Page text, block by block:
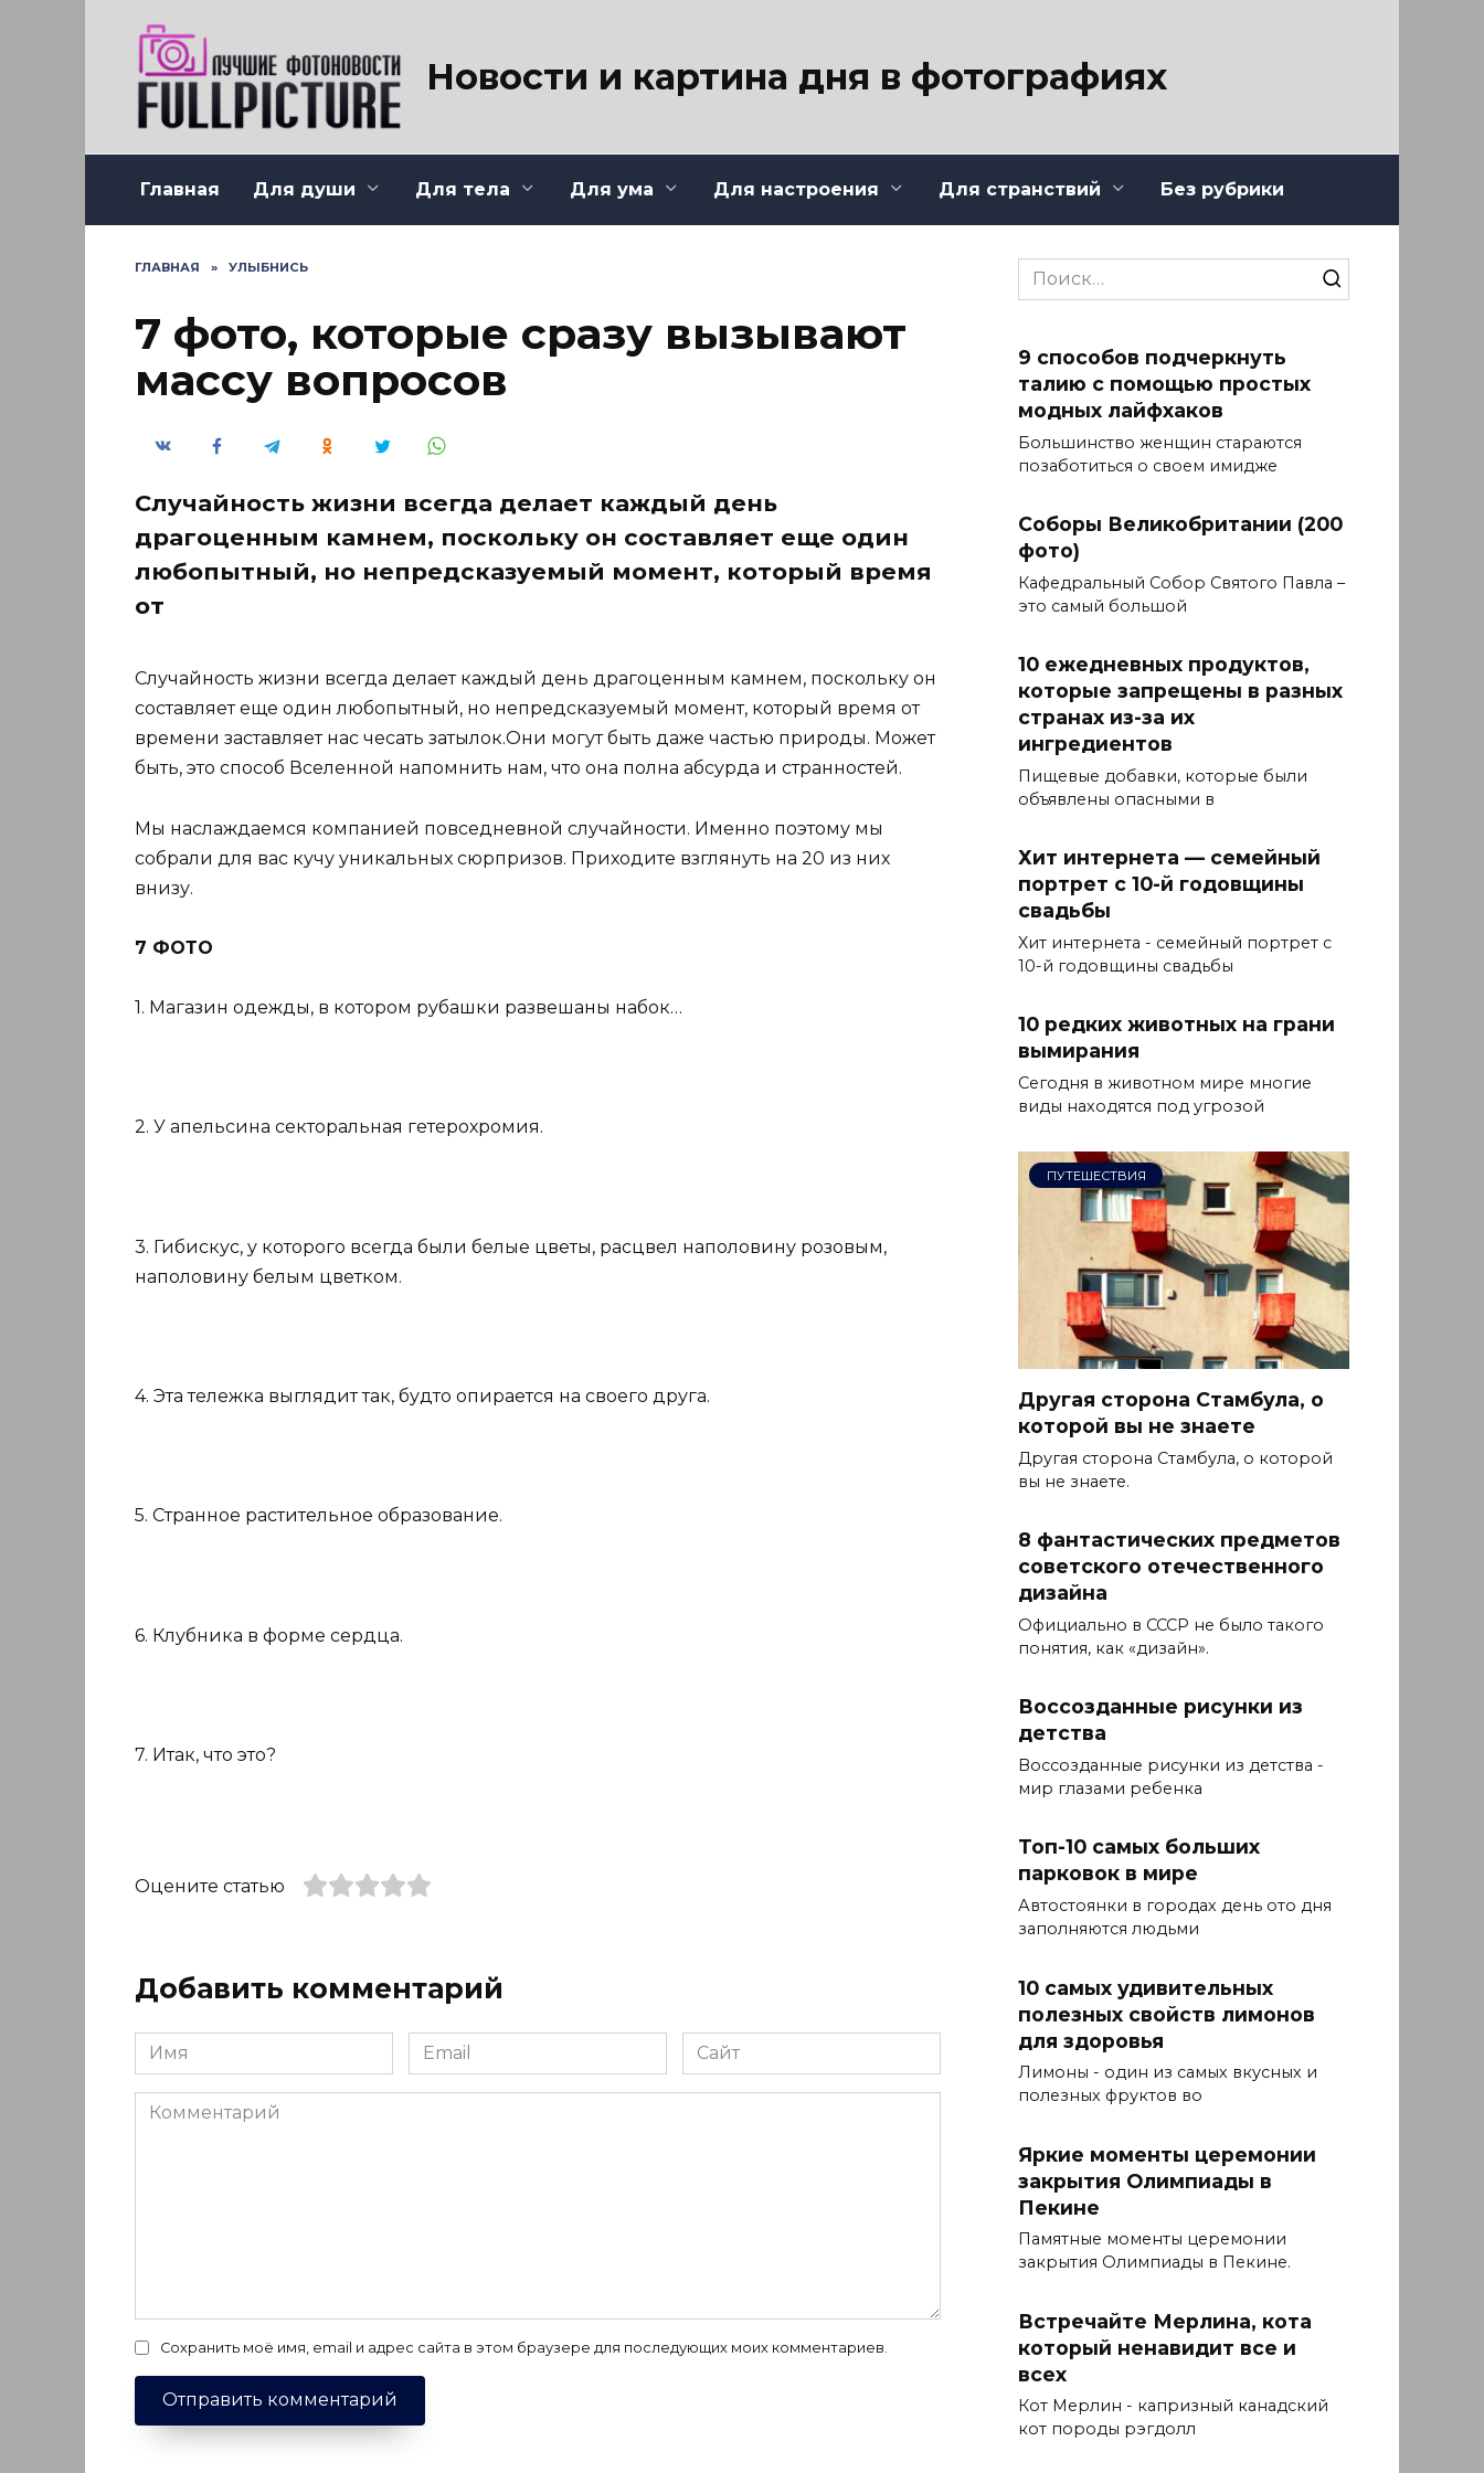
Новости и картина дня в фотографиях
Главная Для души Для тела Для ума Для настроения Для странствий Без рубрики
ГЛАВНАЯ » УЛЫБНИСЬ
7 фото, которые сразу вызывают
массу вопросов
Случайность жизни всегда делает каждый день
драгоценным камнем, поскольку он составляет еще один
любопытный, но непредсказуемый момент, который время
от
Случайность жизни всегда делает каждый день драгоценным камнем, поскольку он
составляет еще один любопытный, но непредсказуемый момент, который время от
времени заставляет нас чесать затылок.Они могут быть даже частью природы. Может
быть, это способ Вселенной напомнить нам, что она полна абсурда и странностей.
Мы наслаждаемся компанией повседневной случайности. Именно поэтому мы
собрали для вас кучу уникальных сюрпризов. Приходите взглянуть на 20 из них
внизу.
7 ФОТО
1. Магазин одежды, в котором рубашки развешаны набок…
2. У апельсина секторальная гетерохромия.
3. Гибискус, у которого всегда были белые цветы, расцвел наполовину розовым,
наполовину белым цветком.
4. Эта тележка выглядит так, будто опирается на своего друга.
5. Странное растительное образование.
6. Клубника в форме сердца.
7. Итак, что это?
Оцените статью
Добавить комментарий
Имя
*
Email
*
Сайт
Комментарий
Сохранить моё имя, email и адрес сайта в этом браузере для последующих моих комментариев.
Search
for:
9 способов подчеркнуть
талию с помощью простых
модных лайфхаков
Большинство женщин стараются
позаботиться о своем имидже
Соборы Великобритании (200
фото)
Кафедральный Собор Святого Павла –
это самый большой
10 ежедневных продуктов,
которые запрещены в разных
странах из-за их
ингредиентов
Пищевые добавки, которые были
объявлены опасными в
Хит интернета — семейный
портрет с 10-й годовщины
свадьбы
Хит интернета - семейный портрет с
10-й годовщины свадьбы
10 редких животных на грани
вымирания
Сегодня в животном мире многие
виды находятся под угрозой
ПУТЕШЕСТВИЯ
Другая сторона Стамбула, о
которой вы не знаете
Другая сторона Стамбула, о которой
вы не знаете.
8 фантастических предметов
советского отечественного
дизайна
Официально в СССР не было такого
понятия, как «дизайн».
Воссозданные рисунки из
детства
Воссозданные рисунки из детства -
мир глазами ребенка
Топ-10 самых больших
парковок в мире
Автостоянки в городах день ото дня
заполняются людьми
10 самых удивительных
полезных свойств лимонов
для здоровья
Лимоны - один из самых вкусных и
полезных фруктов во
Яркие моменты церемонии
закрытия Олимпиады в
Пекине
Памятные моменты церемонии
закрытия Олимпиады в Пекине.
Встречайте Мерлина, кота
который ненавидит все и
всех
Кот Мерлин - капризный канадский
кот породы рэгдолл